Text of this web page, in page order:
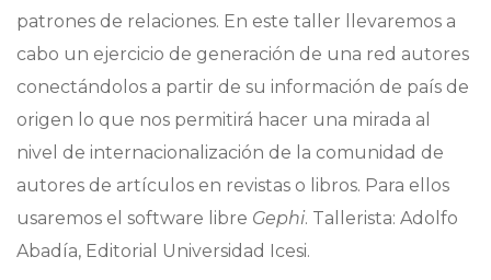
patrones de relaciones. En este taller llevaremos a
cabo un ejercicio de generación de una red autores
conectándolos a partir de su información de país de
origen lo que nos permitirá hacer una mirada al
nivel de internacionalización de la comunidad de
autores de artículos en revistas o libros. Para ellos
usaremos el software libre Gephi. Tallerista: Adolfo
Abadía, Editorial Universidad Icesi.